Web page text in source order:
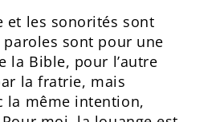
et les sonorités sont
sont pour une
la Bible, pour l’autre
la fratrie, mais
la même intention,